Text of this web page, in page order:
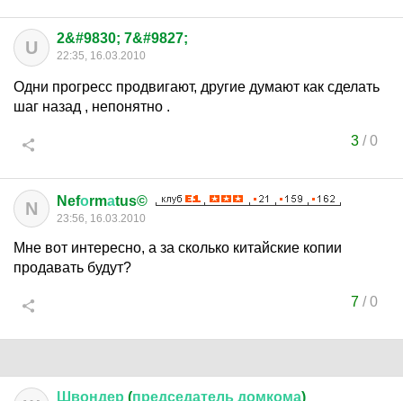
U 2&#9830; 7&#9827;
22:35, 16.03.2010
Одни прогресс продвигают, другие думают как сделать
шаг назад , непонятно .
3/0
N Nefоrmаtus©
23:56, 16.03.2010
Мне вот интересно, а за сколько китайские копии
продавать будут?
7/0
Швондер (председатель домкома)